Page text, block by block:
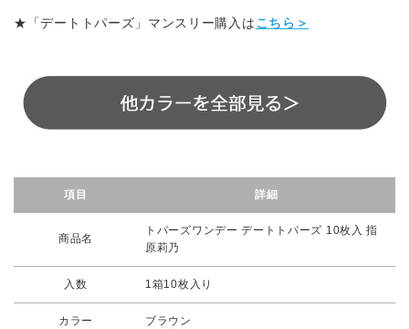
★「デートトパーズ」マンスリー購入はこちら＞
項目 詳細
商品名
トパーズワンデー デートトパーズ 10枚入 指
原莉乃
入数 1箱10枚入り
カラー ブラウン